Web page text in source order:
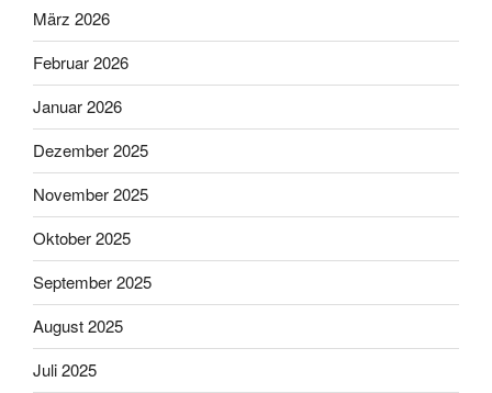
März 2026
Februar 2026
Januar 2026
Dezember 2025
November 2025
Oktober 2025
September 2025
August 2025
Juli 2025